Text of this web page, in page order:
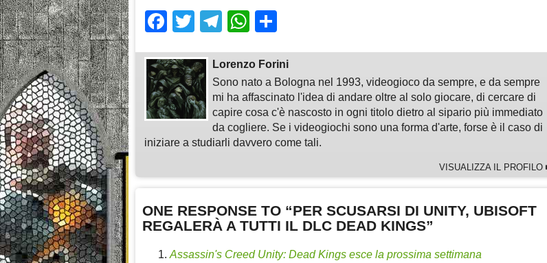
Facebook
TwitterTelegram
WhatsApp
Lorenzo Forini
Sono nato a Bologna nel 1993, videogioco da sempre, e da sempre
mi ha affascinato l'idea di andare oltre al solo giocare, di cercare di
capire cosa c'è nascosto in ogni titolo dietro al sipario più immediato
da cogliere. Se i videogiochi sono una forma d'arte, forse è il caso di
iniziare a studiarli davvero come tali.
VISUALIZZA IL PROFILO
ONE RESPONSE TO “PER SCUSARSI DI UNITY, UBISOFT
REGALERÀ A TUTTI IL DLC DEAD KINGS”
Assassin's Creed Unity: Dead Kings esce la prossima settimana